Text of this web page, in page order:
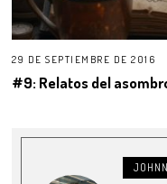
29 DE SEPTIEMBRE DE 2016
#9: Relatos del